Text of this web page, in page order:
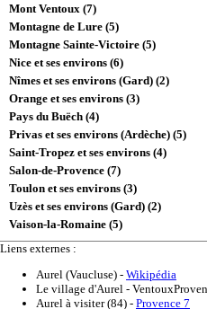
Mont Ventoux (7)
Montagne de Lure (5)
Montagne Sainte-Victoire (5)
Nice et ses environs (6)
Nîmes et ses environs (Gard) (2)
Orange et ses environs (3)
Pays du Buëch (4)
Privas et ses environs (Ardèche) (5)
Saint-Tropez et ses environs (4)
Salon-de-Provence (7)
Toulon et ses environs (3)
Uzès et ses environs (Gard) (2)
Vaison-la-Romaine (5)
Liens externes :
Aurel (Vaucluse) - Wikipédia
Le village d'Aurel -
Aurel à visiter (84) - Provence 7